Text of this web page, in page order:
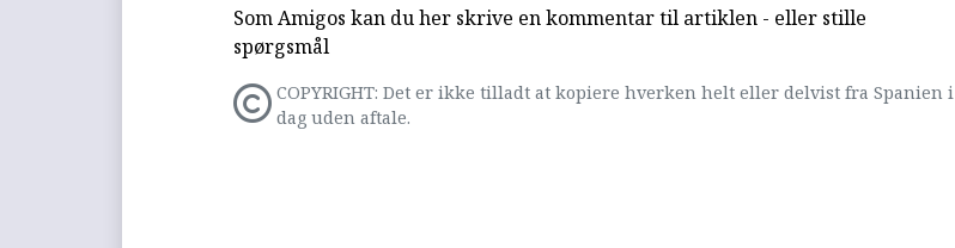
Som Amigos kan du her skrive en kommentar til artiklen - eller stille
spørgsmål
COPYRIGHT: Det er ikke tilladt at kopiere hverken helt eller delvist fra Spanien i
dag uden aftale.